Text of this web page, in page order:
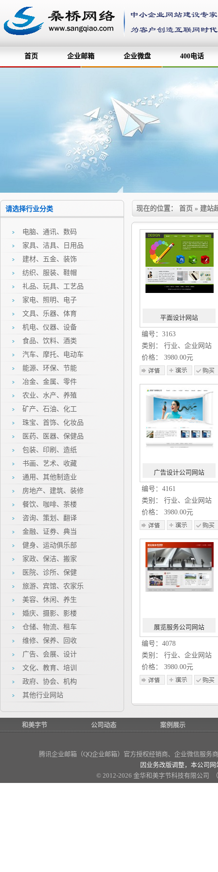
首页 企业邮箱 企业微盘 400电话
请选择行业分类
电脑、通讯、数码
家具、洁具、日用品
建材、五金、装饰
纺织、服装、鞋帽
礼品、玩具、工艺品
家电、照明、电子
文具、乐器、体育
机电、仪器、设备
食品、饮料、酒类
汽车、摩托、电动车
能源、环保、节能
冶金、金属、零件
农业、水产、养殖
矿产、石油、化工
珠宝、首饰、化妆品
医药、医器、保健品
包装、印刷、造纸
书画、艺术、收藏
通用、其他制造业
房地产、建筑、装修
餐饮、咖啡、茶楼
咨询、策划、翻译
金融、证券、典当
健身、运动俱乐部
家政、保洁、搬家
医院、诊所、保健
旅游、宾馆、农家乐
美容、休闲、养生
婚庆、摄影、影楼
仓储、物流、租车
维修、保养、回收
广告、会展、设计
文化、教育、培训
政府、协会、机构
其他行业网站
现在的位置： 首页 » 建站
平面设计网站
编号：3163
类别： 行业、企业网站
价格： 3980.00元
广告设计公司网站
编号：4161
类别： 行业、企业网站
价格： 3980.00元
展览服务公司网站
编号：4078
类别： 行业、企业网站
价格： 3980.00元
和美字节 公司动态 案例展示
腾讯企业邮箱（QQ企业邮箱）官方授权经销商、企业微信服务
因业务改版调整，本公司
© 2012-2026 金华和美字节科技有限公司